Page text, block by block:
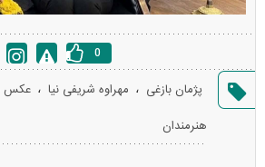
گزارش
خطا
0
پژمان بازغی ، مهراوه شریفی نیا ، عکس
هنرمندان